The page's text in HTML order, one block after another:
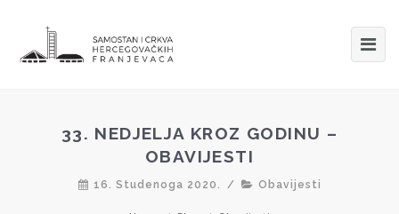
33. NEDJELJA KROZ GODINU –
OBAVIJESTI
16. Studenoga 2020. / Obavijesti